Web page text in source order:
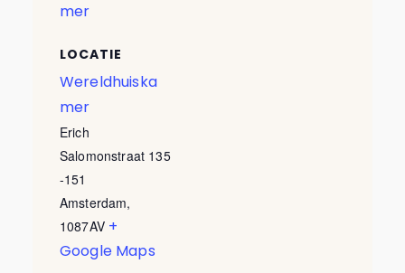
mer
LOCATIE
Wereldhuiska
mer
Erich
Salomonstraat 135
-151
Amsterdam,
1087AV +
Google Maps